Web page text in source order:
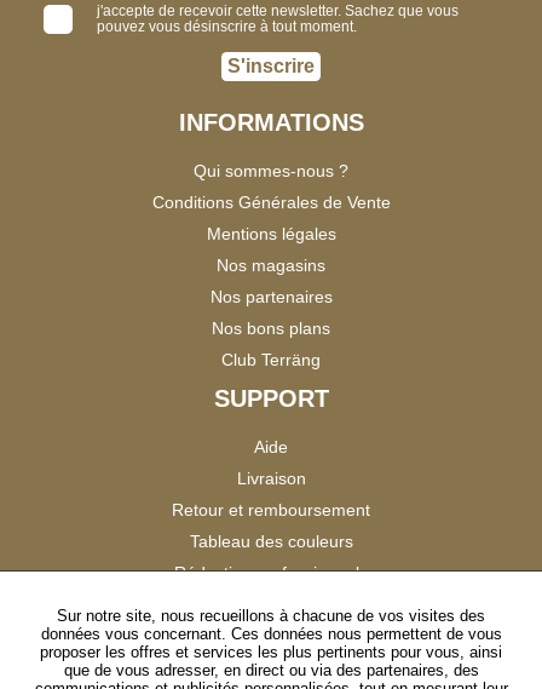
j'accepte de recevoir cette newsletter. Sachez que vous
pouvez vous désinscrire à tout moment.
S'inscrire
INFORMATIONS
Qui sommes-nous ?
Conditions Générales de Vente
Mentions légales
Nos magasins
Nos partenaires
Nos bons plans
Club Terräng
SUPPORT
Aide
Livraison
Retour et remboursement
Tableau des couleurs
Réduction professionnels
Satisfaction Clients
Sur notre site, nous recueillons à chacune de vos visites des
données vous concernant. Ces données nous permettent de vous
proposer les offres et services les plus pertinents pour vous, ainsi
que de vous adresser, en direct ou via des partenaires, des